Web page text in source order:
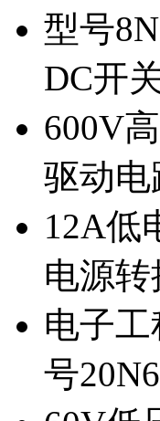
型号
DC开
600V
驱动电
12A低
电源转
电子
号